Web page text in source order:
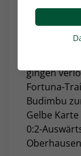
Köln am
an. Seit
gingen
Fortuna-
Budimbu
Gelbe
0:2-